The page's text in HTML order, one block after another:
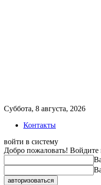
Суббота, 8 августа, 2026
Контакты
войти в систему
Добро пожаловать!